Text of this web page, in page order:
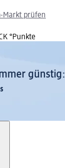
Markt prüfen
°Punkte
günstig: